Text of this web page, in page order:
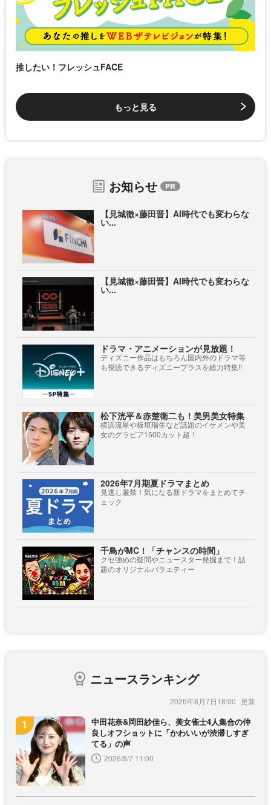
推したい！フレッシュFACE
もっと見る
お知らせ
【見城徹×藤田晋】AI時代でも変わらな
い...
【見城徹×藤田晋】AI時代でも変わらな
い...
ドラマ・アニメーションが見放題！
ディズニー作品はもちろん国内外のドラマ等
も視聴できるディズニープラスを総力特集!!
松下洸平＆赤楚衛二も！美男美女特集
横浜流星や板垣瑞生など話題のイケメンや美
女のグラビア1500カット超！
2026年7月期夏ドラマまとめ
見逃し厳禁！気になる新ドラマをまとめてチ
ェック
千鳥がMC！「チャンスの時間」
クセ強めの疑問やニュースター発掘まで！話
題のオリジナルバラエティー
ニュースランキング
2026年8月7日18:00
中田花奈&岡田紗佳ら、美女雀士4人集合の仲
良しオフショットに「かわいいが渋滞しすぎ
てる」の声
2026/8/7 11:00